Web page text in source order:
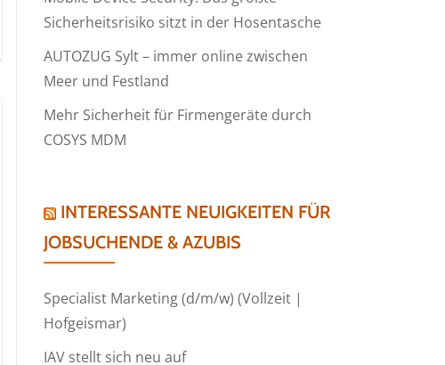
Sicherheitsrisiko sitzt in der Hosentasche
AUTOZUG Sylt – immer online zwischen
Meer und Festland
Mehr Sicherheit für Firmengeräte durch
COSYS MDM
INTERESSANTE NEUIGKEITEN FÜR
JOBSUCHENDE & AZUBIS
Specialist Marketing (d/m/w) (Vollzeit |
Hofgeismar)
IAV stellt sich neu auf